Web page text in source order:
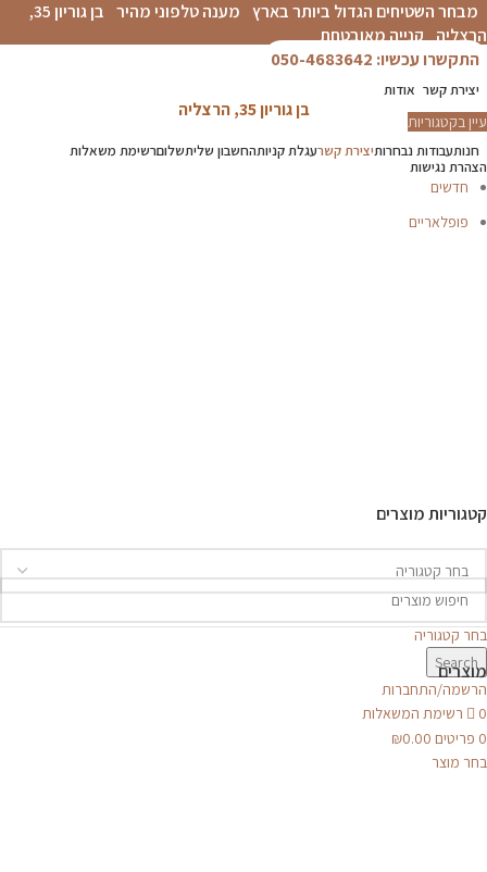
מבחר השטיחים הגדול ביותר בארץ מענה טלפוני מהיר
בן גוריון 35,
הרצליה קנייה מאובטחת
התקשרו עכשיו: 050-4683642
יצירת קשר אודות
בן גוריון 35, הרצליה
בחר קטגוריה
Search
הרשמה/התחברות
0
רשימת המשאלות
0 פריטים ₪0.00
בחר מוצר
עיין בקטגוריות
חנותעבודות נבחרותיצירת קשרעגלת קניותהחשבון שליתשלוםרשימת משאלות
הצהרת נגישות
חדשים
פופלאריים
קטגוריות מוצרים
מוצרים